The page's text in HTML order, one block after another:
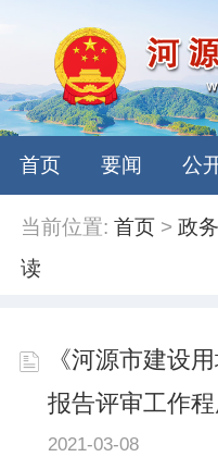
首页 要闻 公
当前位置: 首页 >政
读
《河源市建设
报告评审工作
2021-03-08